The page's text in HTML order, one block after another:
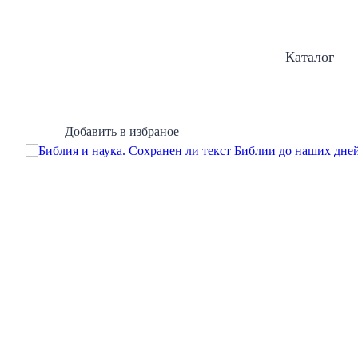
Каталог
Добавить в избраное